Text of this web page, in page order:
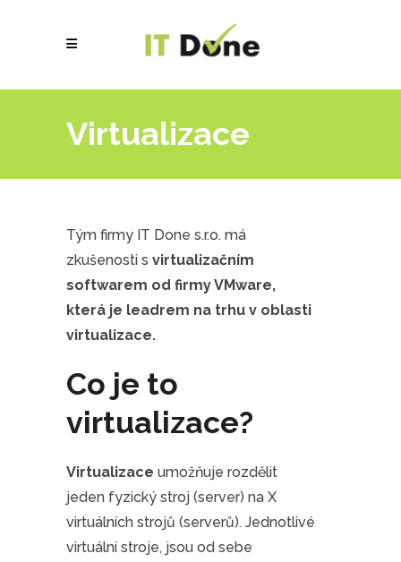
Virtualizace
Tým firmy IT Done s.r.o. má
zkušenosti s virtualizačním
softwarem od firmy VMware,
která je leadrem na trhu v oblasti
virtualizace.
Co je to
virtualizace?
Virtualizace umožňuje rozdělit
jeden fyzický stroj (server) na X
virtuálních strojů (serverů). Jednotlivé
virtuální stroje, jsou od sebe